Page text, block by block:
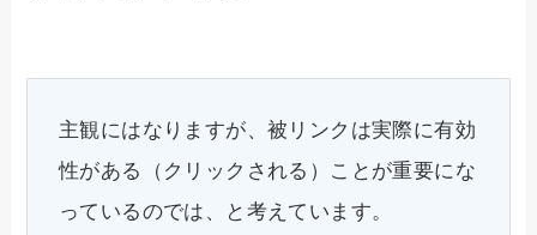
主観にはなりますが、被リンクは実際に有効
性がある（クリックされる）ことが重要にな
っているのでは、と考えています。